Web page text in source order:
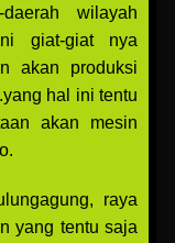
daerah wilayah
giat-giat nya
akan produksi
hal ini tentu
akan mesin
raya
yang tentu saja